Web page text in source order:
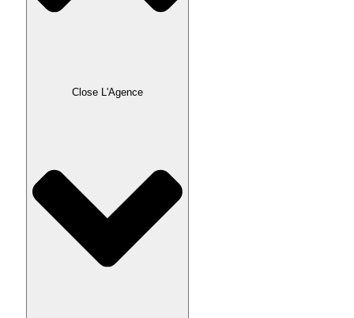
Close L'Agence